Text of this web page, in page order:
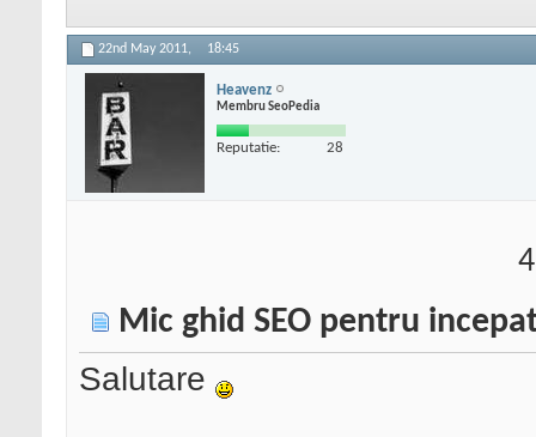
22nd May 2011, 18:45
Heavenz
Membru SeoPedia
Reputatie: 28
Mic ghid SEO pentru
Salutare